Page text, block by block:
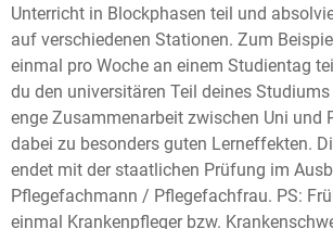
Unterricht in Blockphasen teil und
auf verschiedenen Stationen. Zum
einmal pro Woche an einem Studientag
du den universitären Teil deines
enge Zusammenarbeit zwischen Uni und
dabei zu besonders guten Lerneffekten.
endet mit der staatlichen Prüfung im
Pflegefachmann / Pflegefachfrau. PS:
einmal Krankenpfleger bzw.